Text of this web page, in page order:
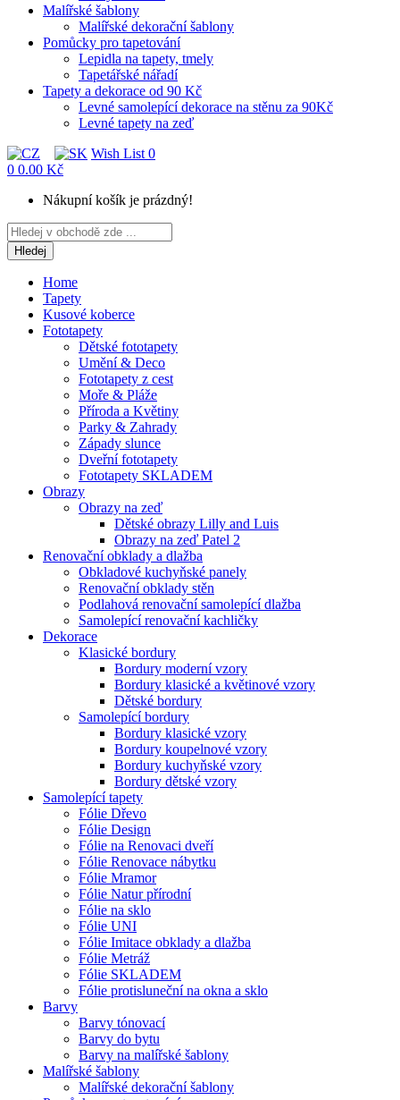
Malířské šablony
Malířské dekorační šablony
Pomůcky pro tapetování
Lepidla na tapety, tmely
Tapetářské nářadí
Tapety a dekorace od 90 Kč
Levné samolepící dekorace na stěnu za 90Kč
Levné tapety na zeď
Wish List 0
0 0.00 Kč
Nákupní košík je prázdný!
Hledej
Home
Tapety
Kusové koberce
Fototapety
Dětské fototapety
Umění & Deco
Fototapety z cest
Moře & Pláže
Příroda a Květiny
Parky & Zahrady
Západy slunce
Dveřní fototapety
Fototapety SKLADEM
Obrazy
Obrazy na zeď
Dětské obrazy Lilly and Luis
Obrazy na zeď Patel 2
Renovační obklady a dlažba
Obkladové kuchyňské panely
Renovační obklady stěn
Podlahová renovační samolepící dlažba
Samolepící renovační kachličky
Dekorace
Klasické bordury
Bordury moderní vzory
Bordury klasické a květinové vzory
Dětské bordury
Samolepící bordury
Bordury klasické vzory
Bordury koupelnové vzory
Bordury kuchyňské vzory
Bordury dětské vzory
Samolepící tapety
Fólie Dřevo
Fólie Design
Fólie na Renovaci dveří
Fólie Renovace nábytku
Fólie Mramor
Fólie Natur přírodní
Fólie na sklo
Fólie UNI
Fólie Imitace obklady a dlažba
Fólie Metráž
Fólie SKLADEM
Fólie protisluneční na okna a sklo
Barvy
Barvy tónovací
Barvy do bytu
Barvy na malířské šablony
Malířské šablony
Malířské dekorační šablony